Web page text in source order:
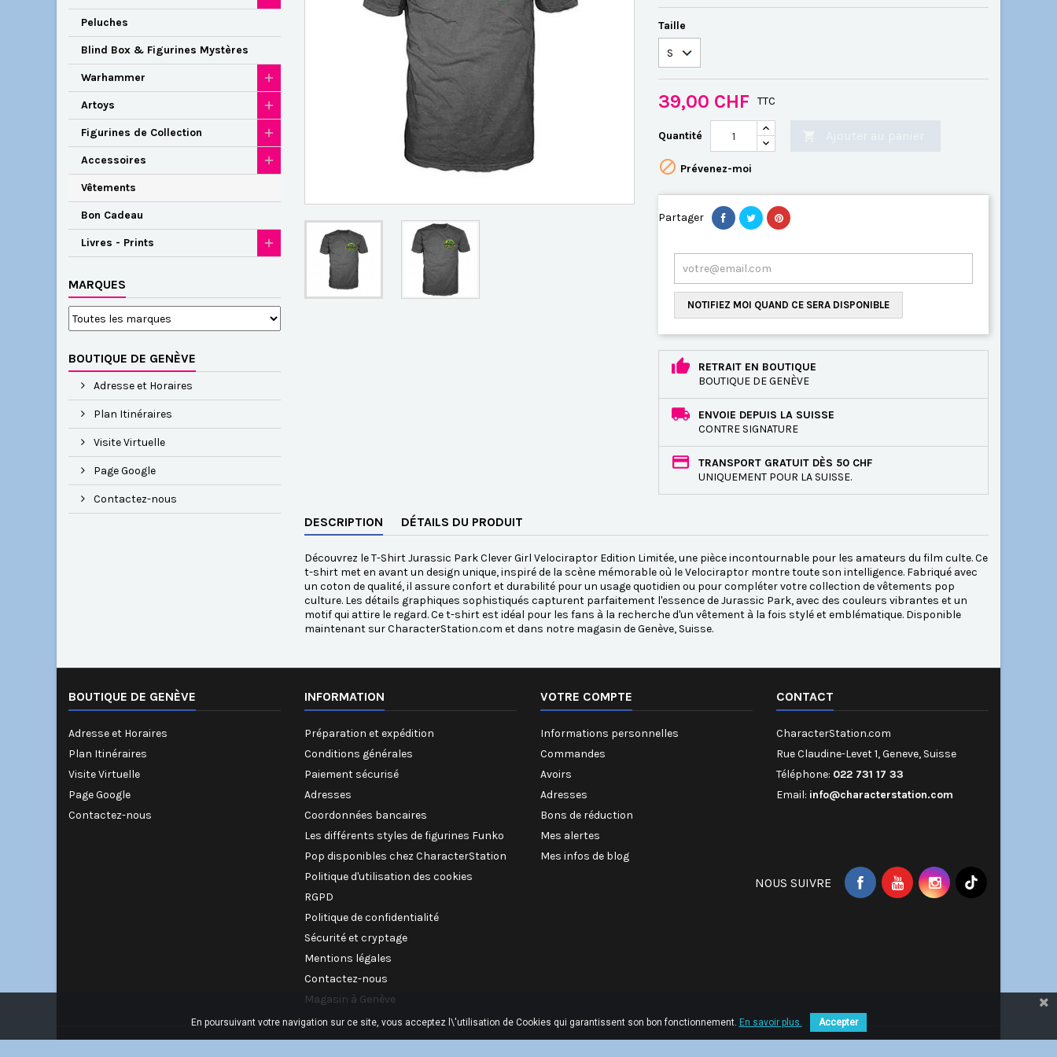
Peluches
Blind Box & Figurines Mystères
Warhammer
Artoys
Figurines de Collection
Accessoires
Vêtements
Bon Cadeau
Livres - Prints
MARQUES
BOUTIQUE DE GENÈVE
Adresse et Horaires
Plan Itinéraires
Visite Virtuelle
Page Google
Contactez-nous
Taille
39,00 CHF TTC
Quantité
 Prévenez-moi
Partager
NOTIFIEZ MOI QUAND CE SERA DISPONIBLE
RETRAIT EN BOUTIQUE
BOUTIQUE DE GENÈVE
ENVOIE DEPUIS LA SUISSE
CONTRE SIGNATURE
TRANSPORT GRATUIT DÈS 50 CHF
UNIQUEMENT POUR LA SUISSE.
DESCRIPTION DÉTAILS DU PRODUIT
Découvrez le T-Shirt Jurassic Park Clever Girl Velociraptor Edition Limitée, une pièce incontournable pour les amateurs du film culte. Ce
t-shirt met en avant un design unique, inspiré de la scène mémorable où le Velociraptor montre toute son intelligence. Fabriqué avec
un coton de qualité, il assure confort et durabilité pour un usage quotidien ou pour compléter votre collection de vêtements pop
culture. Les détails graphiques sophistiqués capturent parfaitement l'essence de Jurassic Park, avec des couleurs vibrantes et un
motif qui attire le regard. Ce t-shirt est idéal pour les fans à la recherche d'un vêtement à la fois stylé et emblématique. Disponible
maintenant sur CharacterStation.com et dans notre magasin de Genève, Suisse.
BOUTIQUE DE GENÈVE
Adresse et Horaires
Plan Itinéraires
Visite Virtuelle
Page Google
Contactez-nous
INFORMATION
Préparation et expédition
Conditions générales
Paiement sécurisé
Adresses
Coordonnées bancaires
Les différents styles de figurines Funko
Pop disponibles chez CharacterStation
Politique d'utilisation des cookies
RGPD
Politique de confidentialité
Sécurité et cryptage
Mentions légales
Contactez-nous
Magasin à Genève
VOTRE COMPTE
Informations personnelles
Commandes
Avoirs
Adresses
Bons de réduction
Mes alertes
Mes infos de blog
CONTACT
CharacterStation.com
Rue Claudine-Levet 1, Geneve, Suisse
Téléphone: 022 731 17 33
Email: info@characterstation.com
NOUS SUIVRE
En poursuivant votre navigation sur ce site, vous acceptez l\'utilisation de Cookies qui garantissent son bon fonctionnement. En savoir plus. Accepter